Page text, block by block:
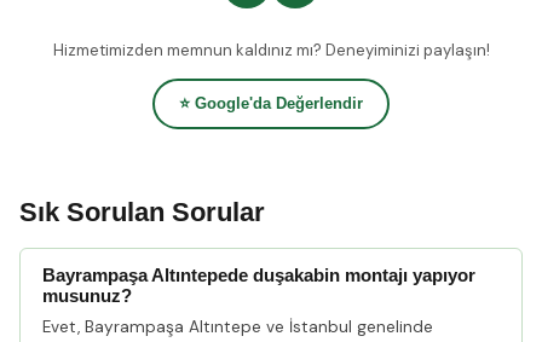
Hizmetimizden memnun kaldınız mı? Deneyiminizi paylaşın!
⭐ Google'da Değerlendir
Sık Sorulan Sorular
Bayrampaşa Altıntepede duşakabin montajı yapıyor
musunuz?
Evet, Bayrampaşa Altıntepe ve İstanbul genelinde